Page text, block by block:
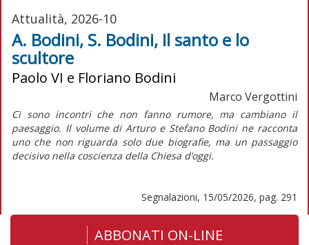
Attualità, 2026-10
A. Bodini, S. Bodini, Il santo e lo
scultore
Paolo VI e Floriano Bodini
Marco Vergottini
Ci sono incontri che non fanno rumore, ma cambiano il
paesaggio. Il volume di Arturo e Stefano Bodini ne racconta
uno che non riguarda solo due biografie, ma un passaggio
decisivo nella coscienza della Chiesa d’oggi.
Segnalazioni, 15/05/2026, pag. 291
ABBONATI ON-LINE